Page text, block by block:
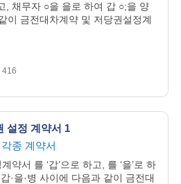
, 채무자 ○을 을로 하여 갑 ○;을 양
이 금전대차계약 및 저당권설정계
416
설정 계약서 1
각종 계약서
약서 를 ‘갑’으로 하고, 를 ‘을’로 하
·을·병 사이에 다음과 같이 금전대